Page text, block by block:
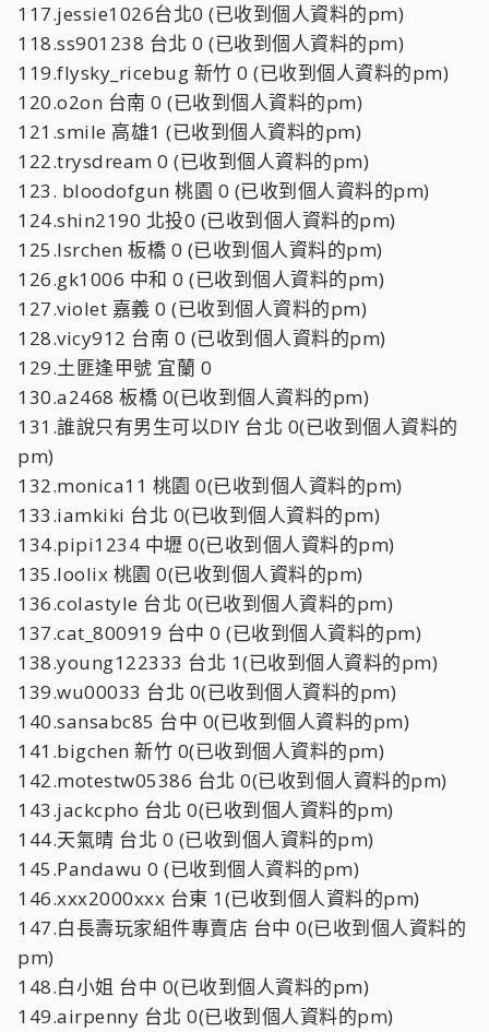
117.jessie1026台北0 (已收到個人資料的pm)
118.ss901238 台北 0 (已收到個人資料的pm)
119.flysky_ricebug 新竹 0 (已收到個人資料的pm)
120.o2on 台南 0 (已收到個人資料的pm)
121.smile 高雄1 (已收到個人資料的pm)
122.trysdream 0 (已收到個人資料的pm)
123. bloodofgun 桃園 0 (已收到個人資料的pm)
124.shin2190 北投0 (已收到個人資料的pm)
125.lsrchen 板橋 0 (已收到個人資料的pm)
126.gk1006 中和 0 (已收到個人資料的pm)
127.violet 嘉義 0 (已收到個人資料的pm)
128.vicy912 台南 0 (已收到個人資料的pm)
129.土匪逢甲號 宜蘭 0
130.a2468 板橋 0(已收到個人資料的pm)
131.誰說只有男生可以DIY 台北 0(已收到個人資料的
pm)
132.monica11 桃園 0(已收到個人資料的pm)
133.iamkiki 台北 0(已收到個人資料的pm)
134.pipi1234 中壢 0(已收到個人資料的pm)
135.loolix 桃園 0(已收到個人資料的pm)
136.colastyle 台北 0(已收到個人資料的pm)
137.cat_800919 台中 0 (已收到個人資料的pm)
138.young122333 台北 1(已收到個人資料的pm)
139.wu00033 台北 0(已收到個人資料的pm)
140.sansabc85 台中 0(已收到個人資料的pm)
141.bigchen 新竹 0(已收到個人資料的pm)
142.motestw05386 台北 0(已收到個人資料的pm)
143.jackcpho 台北 0(已收到個人資料的pm)
144.天氣晴 台北 0 (已收到個人資料的pm)
145.Pandawu 0 (已收到個人資料的pm)
146.xxx2000xxx 台東 1(已收到個人資料的pm)
147.白長壽玩家組件專賣店 台中 0(已收到個人資料的
pm)
148.白小姐 台中 0(已收到個人資料的pm)
149.airpenny 台北 0(已收到個人資料的pm)